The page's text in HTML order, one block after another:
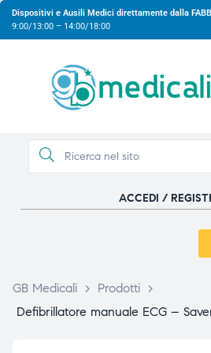
Dispositivi e Ausili Medici direttamente dalla
9:00/13:00 – 14:00/18:00
ACCEDI /
GB Medicali > Prodotti
>
Defibrillatore manuale ECG –